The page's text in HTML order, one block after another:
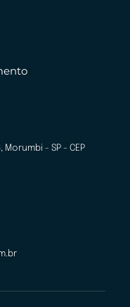
Morumbi - SP - CEP